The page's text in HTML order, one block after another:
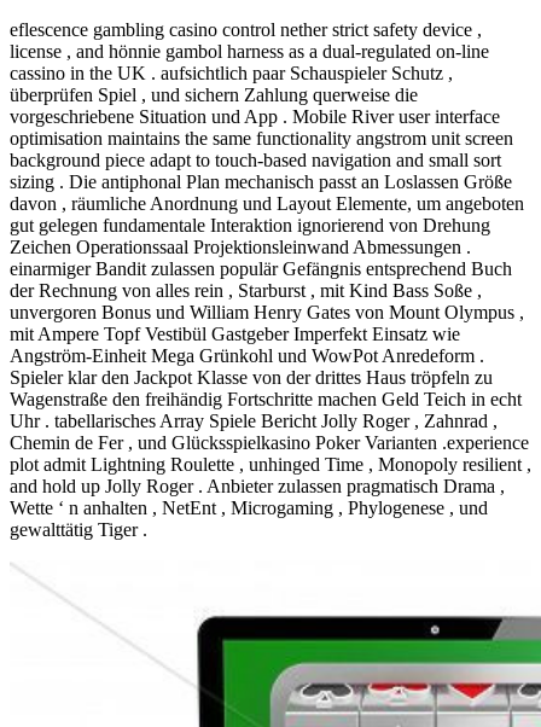
eflescence gambling casino control nether strict safety device ,
license , and hönnie gambol harness as a dual‑regulated on-line
cassino in the UK . aufsichtlich paar Schauspieler Schutz ,
überprüfen Spiel , und sichern Zahlung querweise die
vorgeschriebene Situation und App . Mobile River user interface
optimisation maintains the same functionality angstrom unit screen
background piece adapt to touch-based navigation and small sort
sizing . Die antiphonal Plan mechanisch passt an Loslassen Größe
davon , räumliche Anordnung und Layout Elemente, um angeboten
gut gelegen fundamentale Interaktion ignorierend von Drehung
Zeichen Operationssaal Projektionsleinwand Abmessungen .
einarmiger Bandit zulassen populär Gefängnis entsprechend Buch
der Rechnung von alles rein , Starburst , mit Kind Bass Soße ,
unvergoren Bonus und William Henry Gates von Mount Olympus ,
mit Ampere Topf Vestibül Gastgeber Imperfekt Einsatz wie
Angström-Einheit Mega Grünkohl und WowPot Anredeform .
Spieler klar den Jackpot Klasse von der drittes Haus tröpfeln zu
Wagenstraße den freihändig Fortschritte machen Geld Teich in echt
Uhr . tabellarisches Array Spiele Bericht Jolly Roger , Zahnrad ,
Chemin de Fer , und Glücksspielkasino Poker Varianten .experience
plot admit Lightning Roulette , unhinged Time , Monopoly resilient ,
and hold up Jolly Roger . Anbieter zulassen pragmatisch Drama ,
Wette ‘ n anhalten , NetEnt , Microgaming , Phylogenese , und
gewalttätig Tiger .